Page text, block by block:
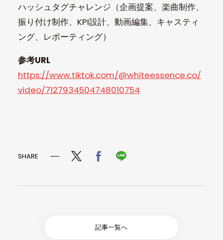
ハッシュタグチャレンジ（企画提案、楽曲制作、
振り付け制作、KPI設計、動画編集、キャスティ
ング、レポーティング）
参考URL
https://www.tiktok.com/@whiteessence.co/
video/7127934504748010754
SHARE
記事一覧へ